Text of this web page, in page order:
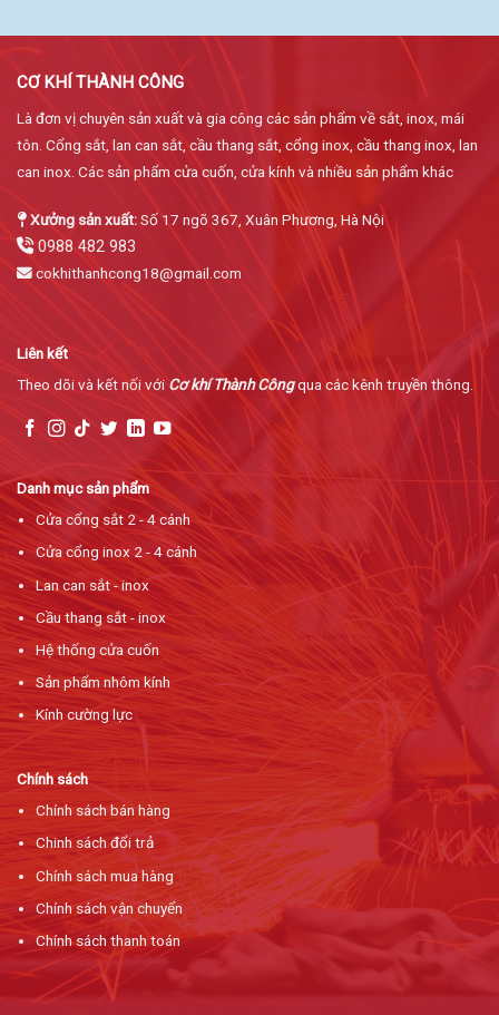
CƠ KHÍ THÀNH CÔNG
Là đơn vị chuyên sản xuất và gia công các sản phẩm về sắt, inox, mái
tôn. Cổng sắt, lan can sắt, cầu thang sắt, cổng inox, cầu thang inox, lan
can inox. Các sản phẩm cửa cuốn, cửa kính và nhiều sản phẩm khác
Xưởng sản xuất:Số 17 ngõ 367, Xuân Phương, Hà Nội
0988 482 983
cokhithanhcong18@gmail.com
Danh mục sản phẩm
Cửa cổng sắt 2 - 4 cánh
Cửa cổng inox 2 - 4 cánh
Lan can sắt - inox
Cầu thang sắt - inox
Hệ thống cửa cuốn
Sản phẩm nhôm kính
Kính cường lực
Chính sách
Chính sách bán hàng
Chinh sách đổi trả
Chính sách mua hàng
Chính sách vận chuyển
Chính sách thanh toán
Liên kết
Theo dõi và kết nối với Cơ khí Thành Côngqua các kênh truyền thông.